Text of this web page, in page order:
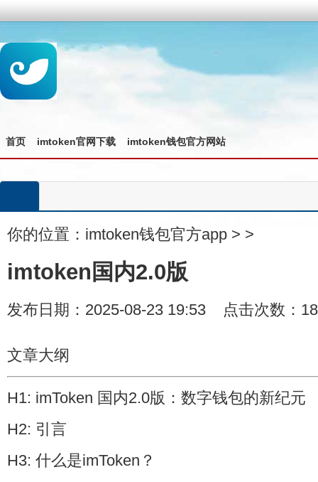
首页 imtoken官网下载 imtoken钱包官方网站
你的位置： imtoken钱包官方app > >
imtoken国内2.0版
发布日期：2025-08-23 19:53 点击次数：
文章大纲
H1: imToken 国内2.0版：数字钱包的新纪元
H2: 引言
H3: 什么是imToken？